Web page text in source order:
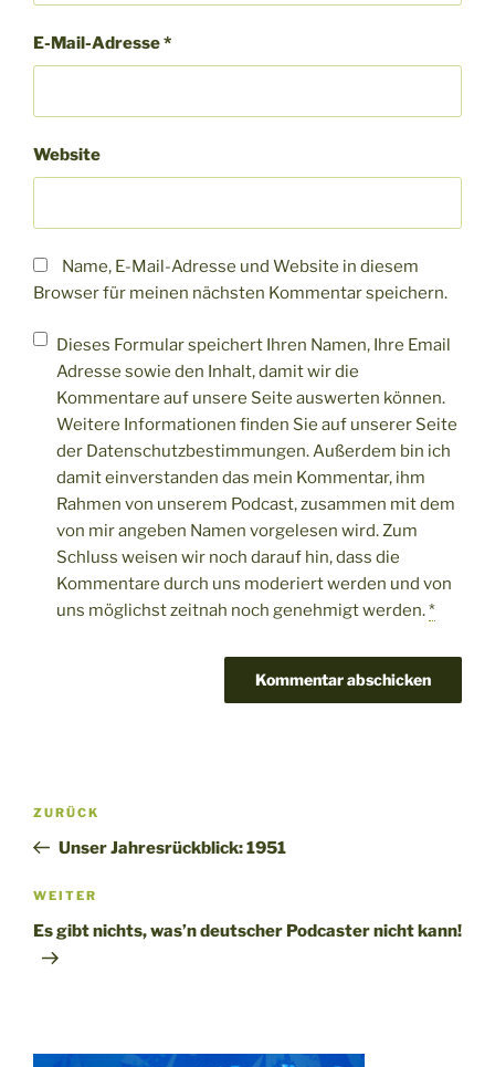
E-Mail-Adresse*
Website
Name, E-Mail-Adresse und Website in diesem
Browser für meinen nächsten Kommentar speichern.
Dieses Formular speichert Ihren Namen, Ihre Email
Adresse sowie den Inhalt, damit wir die
Kommentare auf unsere Seite auswerten können.
Weitere Informationen finden Sie auf unserer Seite
der Datenschutzbestimmungen. Außerdem bin ich
damit einverstanden das mein Kommentar, ihm
Rahmen von unserem Podcast, zusammen mit dem
von mir angeben Namen vorgelesen wird. Zum
Schluss weisen wir noch darauf hin, dass die
Kommentare durch uns moderiert werden und von
uns möglichst zeitnah noch genehmigt werden.*
Beitragsnavigation
Vorheriger
Beitrag
ZURÜCK
Unser Jahresrückblick: 1951
Nächster
Beitrag
WEITER
Es gibt nichts, was’n deutscher Podcaster nicht kann!